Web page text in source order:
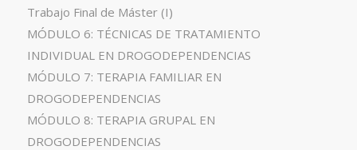
Trabajo Final de Máster (I)
MÓDULO 6: TÉCNICAS DE TRATAMIENTO
INDIVIDUAL EN DROGODEPENDENCIAS
MÓDULO 7: TERAPIA FAMILIAR EN
DROGODEPENDENCIAS
MÓDULO 8: TERAPIA GRUPAL EN
DROGODEPENDENCIAS